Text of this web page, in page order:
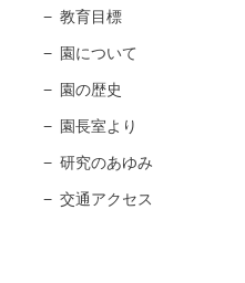
教育目標
園について
園の歴史
園長室より
研究のあゆみ
交通アクセス